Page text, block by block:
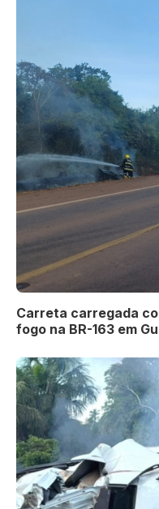
Carreta carregada
fogo na BR-163 em